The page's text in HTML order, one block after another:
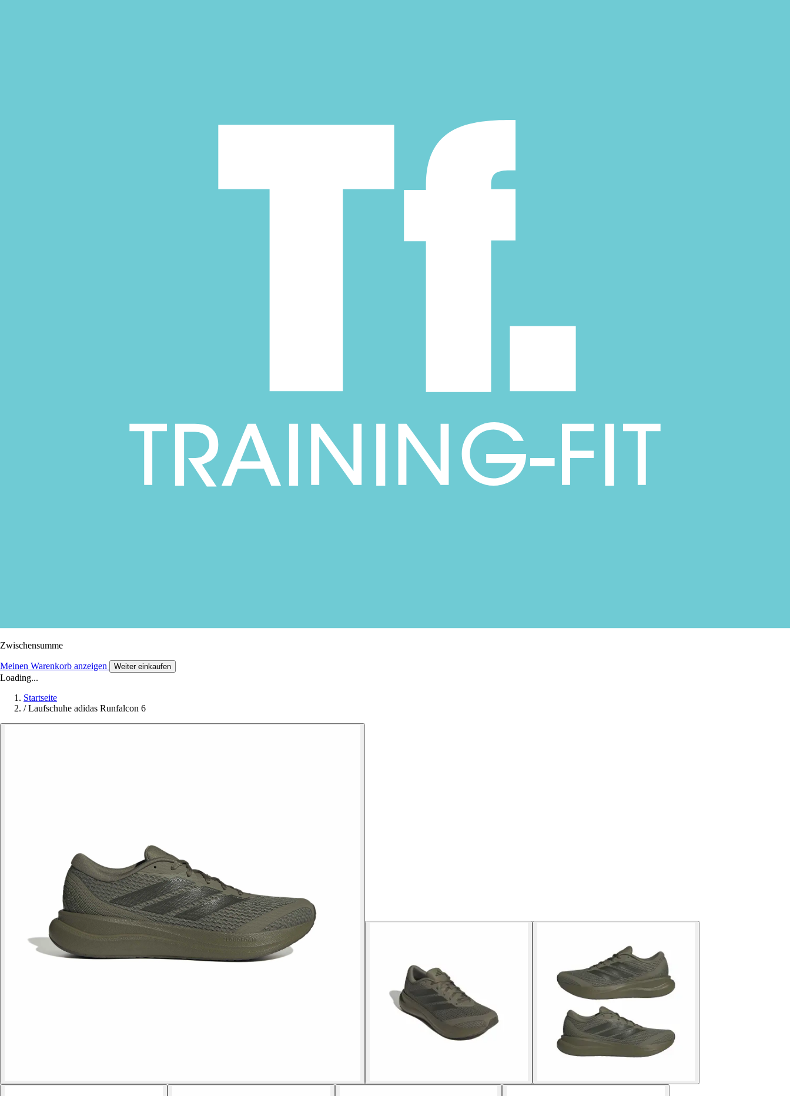
Zwischensumme
Meinen Warenkorb anzeigen Weiter einkaufen
Loading...
Startseite
/ Laufschuhe adidas Runfalcon 6